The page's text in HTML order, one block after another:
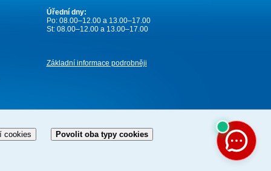
Úřední dny:
Po: 08.00–12.00 a 13.00–17.00
St: 08.00–12.00 a 13.00–17.00
Základní informace podrobněji
cookies Povolit oba typy cookies